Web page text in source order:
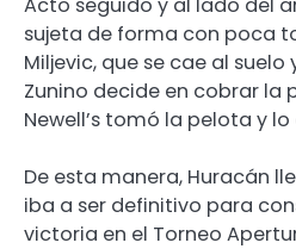
sujeta de forma con poca
Miljevic, que se cae al
Zunino decide en cobrar la
Newell’s tomó la pelota y
De esta manera, Huracán
iba a ser definitivo para
victoria en el Torneo